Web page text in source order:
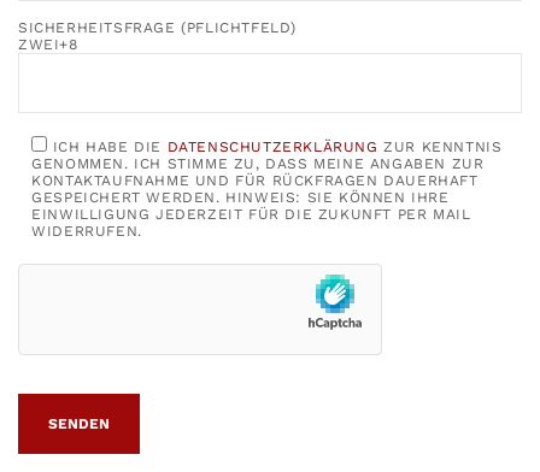
SICHERHEITSFRAGE (PFLICHTFELD)
ZWEI+8
ICH HABE DIE DATENSCHUTZERKLÄRUNG ZUR KENNTNIS
GENOMMEN. ICH STIMME ZU, DASS MEINE ANGABEN ZUR
KONTAKTAUFNAHME UND FÜR RÜCKFRAGEN DAUERHAFT
GESPEICHERT WERDEN. HINWEIS: SIE KÖNNEN IHRE
EINWILLIGUNG JEDERZEIT FÜR DIE ZUKUNFT PER MAIL
WIDERRUFEN.